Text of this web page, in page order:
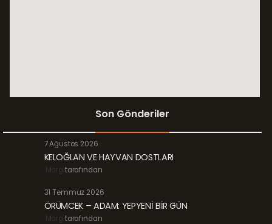
Son Gönderiler
7 Ağustos 2026
KELOĞLAN VE HAYVAN DOSTLARI
Margitarafından
31 Temmuz 2026
ÖRÜMCEK – ADAM: YEPYENİ BİR GÜN
Margitarafından